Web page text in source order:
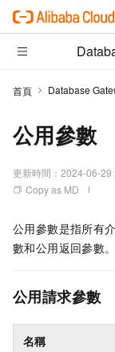
首頁 Database
公用參數
更新時間： 2024-06-29
Copy as MD
公用參數是指所有
數和公用返回參數。
公用請求參數
名稱